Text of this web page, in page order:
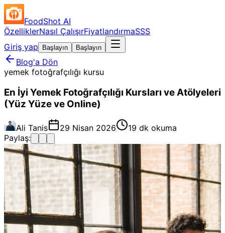
FoodShot AI
ÖzelliklerNasıl ÇalışırFiyatlandırmaSSS
Giriş yap
Başlayın Başlayın
Blog'a Dön
yemek fotoğrafçılığı kursu
En İyi Yemek Fotoğrafçılığı Kursları ve Atölyeleri
(Yüz Yüze ve Online)
Ali Tanis 29 Nisan 2026
19 dk okuma
Paylaş: